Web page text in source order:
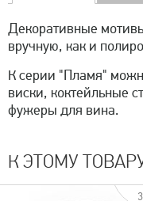
Декоративные
вручную, как и
К серии "Пламя"
виски, коктейльные
фужеры для вина.
К ЭТОМУ